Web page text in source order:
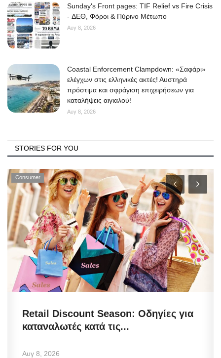
Sunday's Front pages: TIF Relief vs Fire Crisis
- ΔΕΘ, Φόροι & Πύρινο Μέτωπο
Αυγ 8, 2026
Coastal Enforcement Clampdown: «Σαφάρι»
ελέγχων στις ελληνικές ακτές! Αυστηρά
πρόστιμα και σφράγιση επιχειρήσεων για
καταλήψεις αιγιαλού!
Αυγ 8, 2026
STORIES FOR YOU
Consumer
Retail Discount Season: Οδηγίες για
καταναλωτές κατά τις...
Αυγ 8, 2026